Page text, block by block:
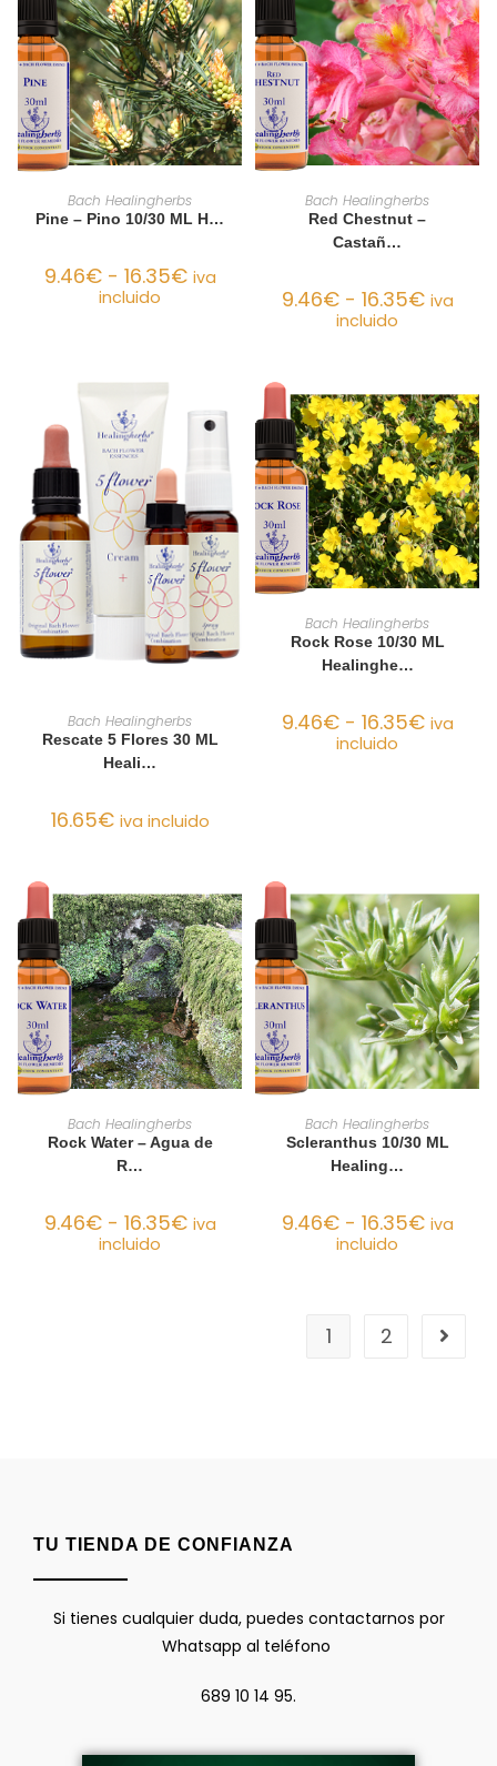
SELECCIONAR OPCIONES
Bach Healingherbs
Pine – Pino 10/30 ML H…
9.46€ - 16.35€ iva
incluido
SELECCIONAR OPCIONES
Bach Healingherbs
Red Chestnut –
Castañ…
9.46€ - 16.35€ iva
incluido
AÑADIR AL CARRITO
Bach Healingherbs
Rescate 5 Flores 30 ML
Heali…
16.65€ iva incluido
SELECCIONAR OPCIONES
Bach Healingherbs
Rock Rose 10/30 ML
Healinghe…
9.46€ - 16.35€ iva
incluido
SELECCIONAR OPCIONES
Bach Healingherbs
Rock Water – Agua de
R…
9.46€ - 16.35€ iva
incluido
SELECCIONAR OPCIONES
Bach Healingherbs
Scleranthus 10/30 ML
Healing…
9.46€ - 16.35€ iva
incluido
1 2
TU TIENDA DE CONFIANZA
Si tienes cualquier duda, puedes contactarnos por
Whatsapp al teléfono
689 10 14 95.